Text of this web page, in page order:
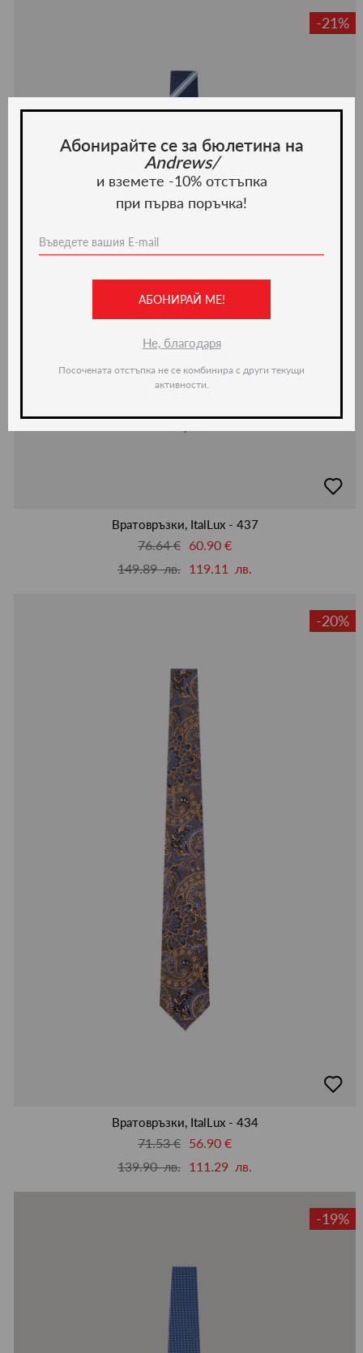
-21%
в
Вратовръзки, ItalLux - 437
76.64 € 60.90 €
149.89 лв. 119.11 лв.
-20%
в
Вратовръзки, ItalLux - 434
71.53 € 56.90 €
139.90 лв. 111.29 лв.
-19%
Абонирайте се за бюлетина на
Andrews/
и вземете -10% отстъпка
при първа поръчка!
АБОНИРАЙ МЕ!
Не, благодаря
Посочената отстъпка не се комбинира с други текущи
активности.